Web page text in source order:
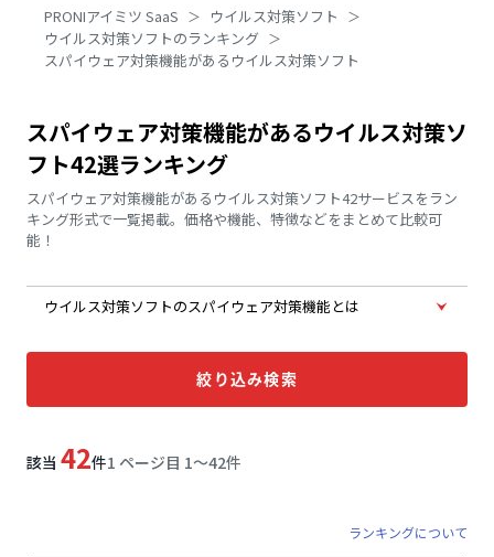
PRONIアイミツ SaaS
ウイルス対策ソフト
ウイルス対策ソフトのランキング
スパイウェア対策機能があるウイルス対策ソフト
スパイウェア対策機能があるウイルス対策ソ
フト42選ランキング
スパイウェア対策機能があるウイルス対策ソフト42サービスをラン
キング形式で一覧掲載。価格や機能、特徴などをまとめて比較可
能！
ウイルス対策ソフトのスパイウェア対策機能とは
絞り込み検索
該当 42件1 ページ目 1〜42件
ランキングについて